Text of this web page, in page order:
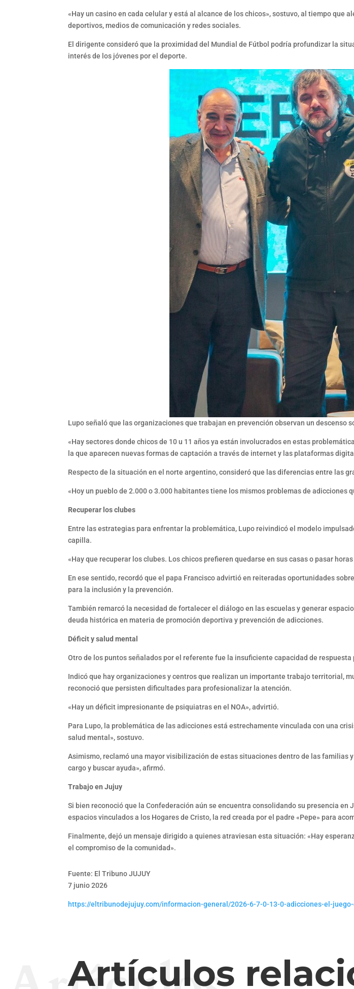
«Hay un casino en cada celular y está al alcance de los chicos», sostuvo, al tiempo
deportivos, medios de comunicación y redes sociales.
El dirigente consideró que la proximidad del Mundial de Fútbol podría profundizar la
interés de los jóvenes por el deporte.
Lupo señaló que las organizaciones que trabajan en prevención observan un descenso
«Hay sectores donde chicos de 10 u 11 años ya están involucrados en estas
la que aparecen nuevas formas de captación a través de internet y las plataformas
Respecto de la situación en el norte argentino, consideró que las diferencias entre las
«Hoy un pueblo de 2.000 o 3.000 habitantes tiene los mismos problemas de adicciones
Recuperar los clubes
Entre las estrategias para enfrentar la problemática, Lupo reivindicó el modelo
capilla.
«Hay que recuperar los clubes. Los chicos prefieren quedarse en sus casas o pasar
En ese sentido, recordó que el papa Francisco advirtió en reiteradas oportunidades
para la inclusión y la prevención.
También remarcó la necesidad de fortalecer el diálogo en las escuelas y generar
deuda histórica en materia de promoción deportiva y prevención de adicciones.
Déficit y salud mental
Otro de los puntos señalados por el referente fue la insuficiente capacidad de
Indicó que hay organizaciones y centros que realizan un importante trabajo territorial,
reconoció que persisten dificultades para profesionalizar la atención.
«Hay un déficit impresionante de psiquiatras en el NOA», advirtió.
Para Lupo, la problemática de las adicciones está estrechamente vinculada con una
salud mental», sostuvo.
Asimismo, reclamó una mayor visibilización de estas situaciones dentro de las familias
cargo y buscar ayuda», afirmó.
Trabajo en Jujuy
Si bien reconoció que la Confederación aún se encuentra consolidando su presencia
espacios vinculados a los Hogares de Cristo, la red creada por el padre «Pepe» para
Finalmente, dejó un mensaje dirigido a quienes atraviesan esta situación: «Hay
el compromiso de la comunidad».
Fuente: El Tribuno JUJUY
7 junio 2026
https://eltribunodejujuy.com/informacion-general/2026-6-7-0-13-0-adicciones-el-
Artículos